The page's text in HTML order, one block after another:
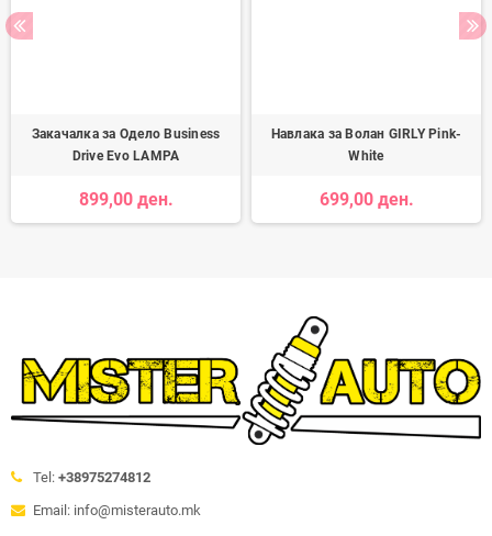
Закачалка за Одело Business
Drive Evo LAMPA
899,00 ден.
Навлака за Волан GIRLY Pink-
White
699,00 ден.
Tel: +38975274812
Email: info@misterauto.mk